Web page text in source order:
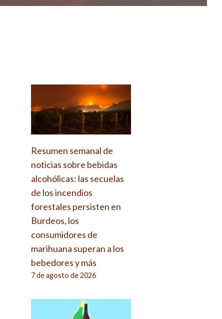
Resumen semanal de
noticias sobre bebidas
alcohólicas: las secuelas
de los incendios
forestales persisten en
Burdeos, los
consumidores de
marihuana superan a los
bebedores y más
7 de agosto de 2026